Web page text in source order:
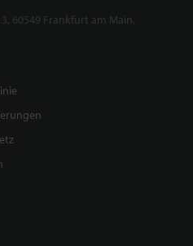
60549 Frankfurt am Main,